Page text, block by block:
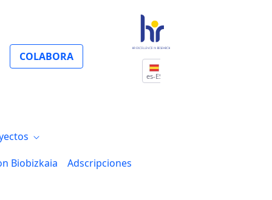
COLABORA
es-ES
Biobizkaia
Adscripciones